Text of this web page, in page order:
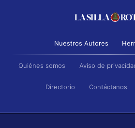
Nuestros Autores
Quiénes somos Aviso de
Directorio Contáctanos